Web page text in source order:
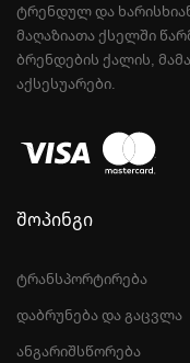
ᲢᲠᲔᲜᲓᲣᲚ ᲓᲐ
ᲛᲐᲦᲐᲖᲘᲐᲗᲐ ᲥᲡᲔᲚᲨᲘ
ᲑᲠᲔᲜᲓᲔᲑᲘᲡ ᲥᲐᲚᲘᲡ,
ᲐᲥᲡᲔᲡᲣᲐᲠᲔᲑᲘ.
შოპინგი
ტრანსპორტირება
დაბრუნება და გაცვლა
ანგარიშსწორება